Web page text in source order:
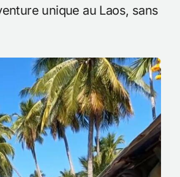
unique au Laos, sans